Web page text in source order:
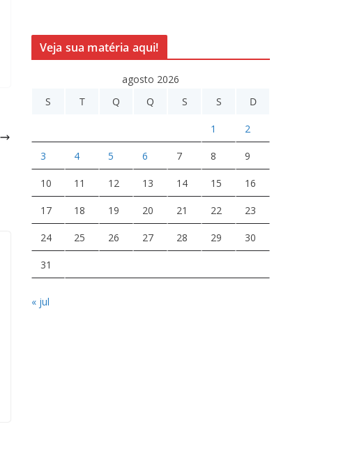
Veja sua matéria aqui!
agosto 2026
S
T Q Q S S D
1 2
3 4 5 6 7 8 9
10 11 12 13 14 15 16
17 18 19 20 21 22 23
24 25 26 27 28 29 30
31
« jul